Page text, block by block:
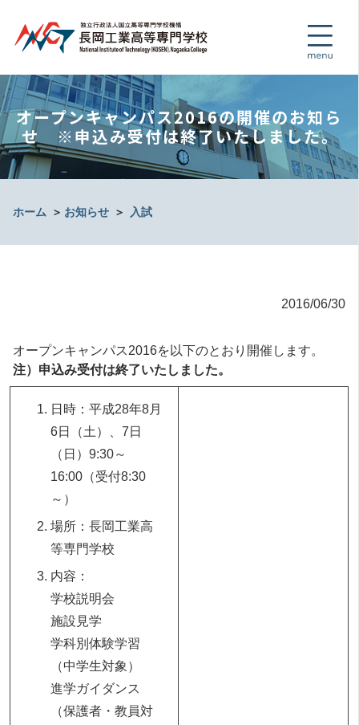
オープンキャンパス2016の開催のお知ら
せ ※申込み受付は終了いたしました。
ホーム ＞ お知らせ ＞ 入試
2016/06/30
オープンキャンパス2016を以下のとおり開催します。
注）申込み受付は終了いたしました。
日時：平成28年8月
6日（土）、7日
（日）9:30～
16:00（受付8:30
～）
場所：長岡工業高
等専門学校
内容：
学校説明会
施設見学
学科別体験学習
（中学生対象）
進学ガイダンス
（保護者・教員対